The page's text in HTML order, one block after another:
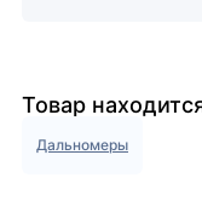
Товар
Дальномеры